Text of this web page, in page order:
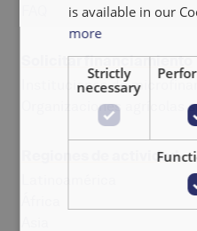
Solicitar financiamiento
Instituciones de
Organizaciones agrícolas
Regiones de actividad
is available in our
more
Strictly
necessary